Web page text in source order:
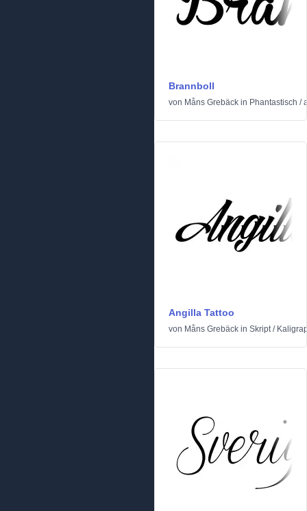
Brannboll
von Måns Grebäck in Phantastisch /
Angilla Tattoo
von Måns Grebäck in Skript/